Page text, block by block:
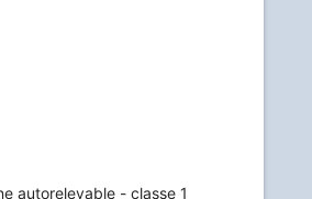
autorelevable - classe 1